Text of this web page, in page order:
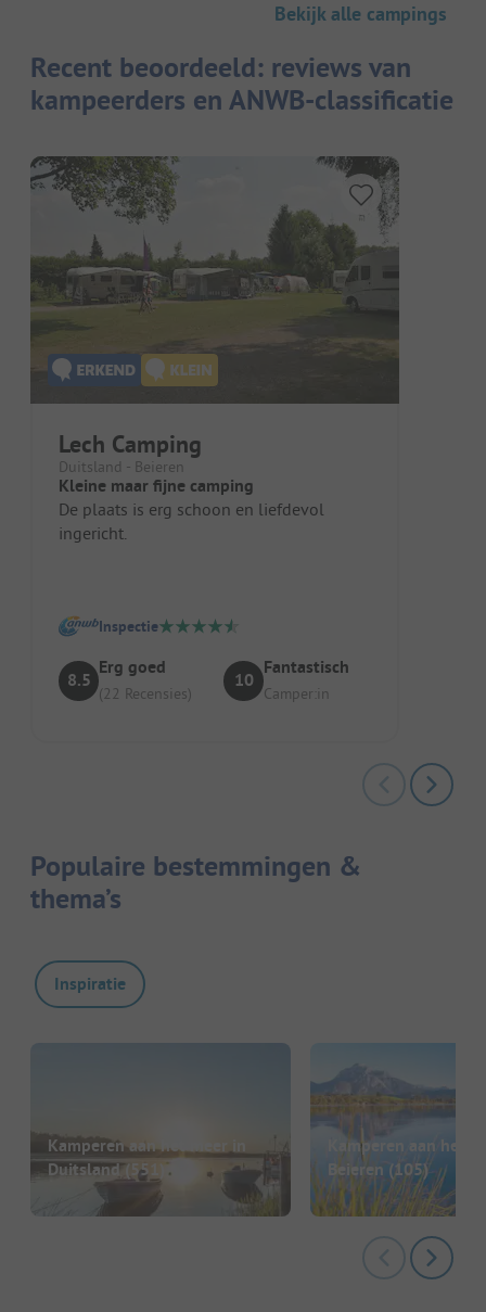
Bekijk alle campings
Recent beoordeeld: reviews van
kampeerders en ANWB-classificatie
Lech Camping
Duitsland - Beieren
Kleine maar fijne camping
De plaats is erg schoon en liefdevol
ingericht.
Inspectie
8.5
Erg goed
(22 Recensies)
10
Fantastisch
Camper:in
Populaire bestemmingen &
thema’s
Inspiratie
Kamperen aan het meer in
Duitsland(551)
Kamperen aan het
Beieren(105)